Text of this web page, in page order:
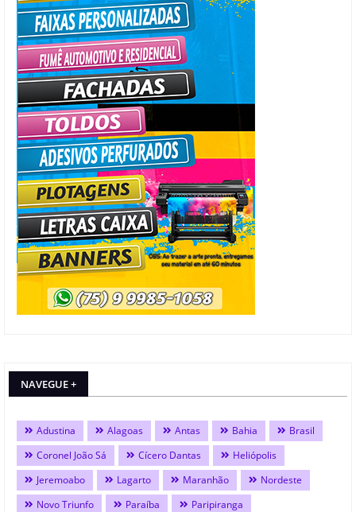
NAVEGUE +
Adustina Alagoas Antas Bahia
Brasil
Coronel João Sá
Cícero Dantas
Heliópolis
Jeremoabo
Lagarto Maranhão
Nordeste
Novo Triunfo
Paraíba
Paripiranga